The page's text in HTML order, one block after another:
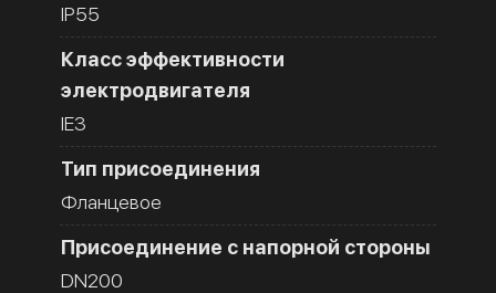
IP55
Класс эффективности
электродвигателя
IE3
Тип присоединения
Фланцевое
Присоединение с напорной стороны
DN200